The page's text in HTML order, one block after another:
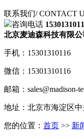
联系我们/ CONTACT
咨询电话
北京麦迪森科技有限公
手机：15301310116
微信：15301310116
邮箱：sales@madison-
地址：北京市海淀区
您的位置： 首页 >> 新